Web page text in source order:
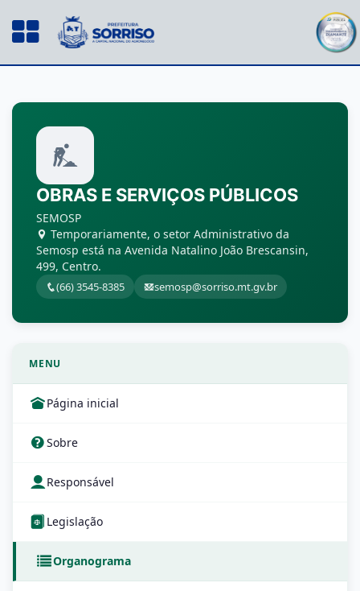
OBRAS E SERVIÇOS PÚBLICOS
SEMOSP
Temporariamente, o setor Administrativo da
Semosp está na Avenida Natalino João Brescansin,
499, Centro.
(66) 3545-8385 semosp@sorriso.mt.gv.br
MENU
Página inicial
Sobre
Responsável
Legislação
Organograma